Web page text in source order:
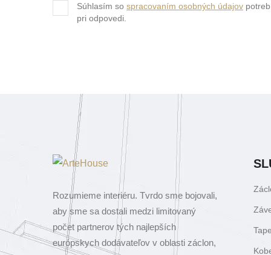
Súhlasím so spracovaním osobných údajov
pri odpovedi.
Rozumieme interiéru. Tvrdo sme bojovali,
aby sme sa dostali medzi limitovaný
počet partnerov tých najlepších
európskych dodávateľov v oblasti záclon,